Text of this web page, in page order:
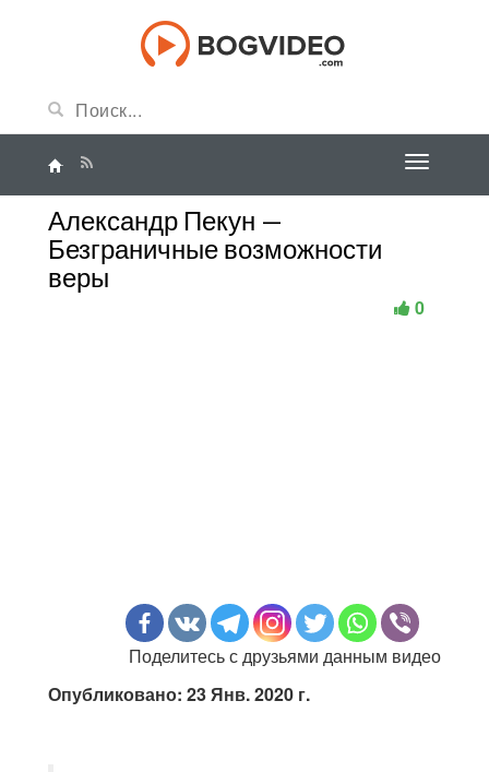
Александр Пекун —
Безграничные возможности
веры
0
Поделитесь с друзьями данным видео
Опубликовано: 23 Янв. 2020 г.